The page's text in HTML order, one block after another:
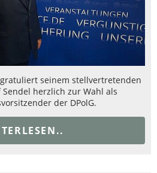
seinem stellvertretenden
herzlich zur Wahl als
der DPolG.